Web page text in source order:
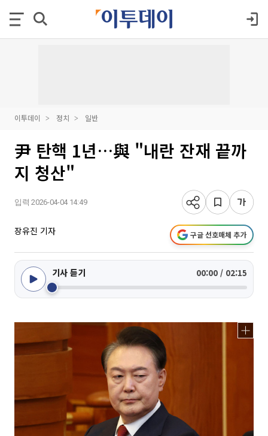
이투데이 정치 일반
尹 탄핵 1년…與 "내란 잔재 끝까
지 청산"
입력 2026-04-04 14:49
장유진 기자 구글 선호매체 추가
기사 듣기 00:00 / 02:15